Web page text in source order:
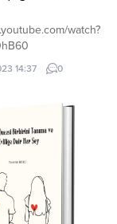
watch?
14:37 0